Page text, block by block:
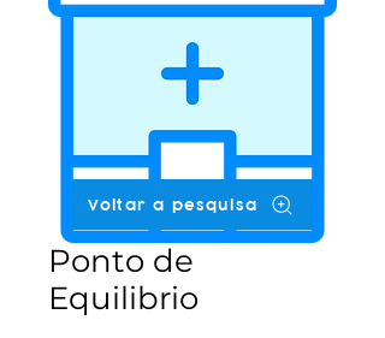
Ponto de
Equilibrio
Voltar a pesquisa